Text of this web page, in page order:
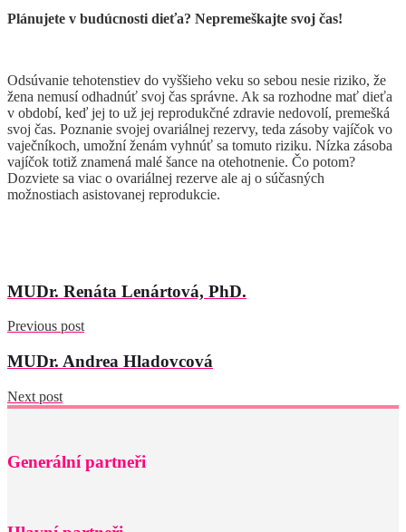
Plánujete v budúcnosti dieťa? Nepremeškajte svoj čas!
Odsúvanie tehotenstiev do vyššieho veku so sebou nesie riziko, že
žena nemusí odhadnúť svoj čas správne. Ak sa rozhodne mať dieťa
v období, keď jej to už jej reprodukčné zdravie nedovolí, premešká
svoj čas. Poznanie svojej ovariálnej rezervy, teda zásoby vajíčok vo
vaječníkoch, umožní ženám vyhnúť sa tomuto riziku. Nízka zásoba
vajíčok totiž znamená malé šance na otehotnenie. Čo potom?
Dozviete sa viac o ovariálnej rezerve ale aj o súčasných
možnostiach asistovanej reprodukcie.
MUDr. Renáta Lenártová, PhD.
Previous post
MUDr. Andrea Hladovcová
Next post
Generální partneři